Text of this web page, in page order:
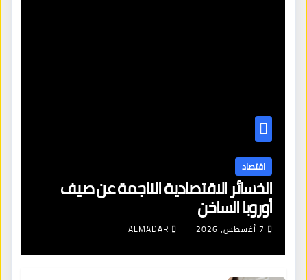
اقتصاد
الخسائر الاقتصادية الناجمة عن صيف
أوروبا الساخن
7 أغسطس، 2026 ALMADAR